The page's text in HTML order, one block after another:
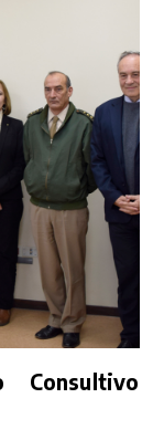
Consultivo